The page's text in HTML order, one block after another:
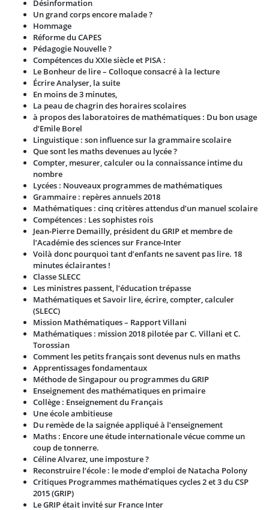
Désinformation
Un grand corps encore malade ?
Hommage
Réforme du CAPES
Pédagogie Nouvelle ?
Compétences du XXIe siècle et PISA :
Le Bonheur de lire – Colloque consacré à la lecture
Écrire Analyser, la suite
En moins de 3 minutes,
La peau de chagrin des horaires scolaires
à propos des laboratoires de mathématiques : Du bon usage
d’Emile Borel
Linguistique : son influence sur la grammaire scolaire
Que sont les maths devenues au lycée ?
Compter, mesurer, calculer ou la connaissance intime du
nombre
Lycées : Nouveaux programmes de mathématiques
Grammaire : repères annuels 2018
Mathématiques : cinq critères attendus d’un manuel scolaire
Compétences : Les sophistes rois
Jean-Pierre Demailly, président du GRIP et membre de
l’Académie des sciences sur France-Inter
Voilà donc pourquoi tant d’enfants ne savent pas lire. 18
minutes éclairantes !
Classe SLECC
Les ministres passent, l’éducation trépasse
Mathématiques et Savoir lire, écrire, compter, calculer
(SLECC)
Mission Mathématiques – Rapport Villani
Mathématiques : mission 2018 pilotée par C. Villani et C.
Torossian
Comment les petits français sont devenus nuls en maths
Apprentissages fondamentaux
Méthode de Singapour ou programmes du GRIP
Enseignement des mathématiques en primaire
Collège : Enseignement du Français
Une école ambitieuse
Du remède de la saignée appliqué à l’enseignement
Maths : Encore une étude internationale vécue comme un
coup de tonnerre.
Céline Alvarez, une imposture ?
Reconstruire l’école : le mode d’emploi de Natacha Polony
Critiques Programmes mathématiques cycles 2 et 3 du CSP
2015 (GRIP)
Le GRIP était invité sur France Inter